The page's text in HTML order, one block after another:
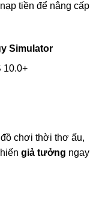
tiền để nâng cấp
Simulator
10.0+
chơi thời thơ ấu,
giả tưởng ngay